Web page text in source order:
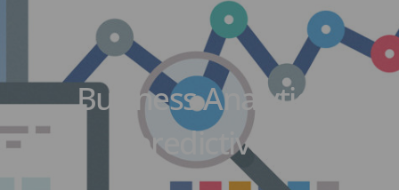
Business Analytics
(predictivo)